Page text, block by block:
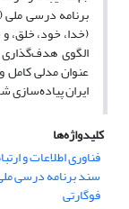
برنامه درسی ملی
(خدا، خود، خلق،
الگوی
عنوان مدلی
ایران پیاده‌سازی
کلیدواژه‌ها
فناوری اطلاعات و
سند برنامه درسی
فوگارتی